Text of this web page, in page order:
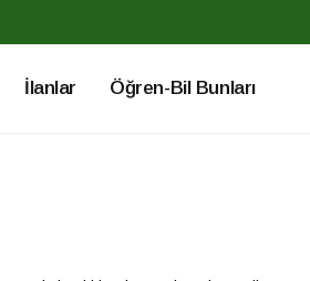
İlanlar Öğren-Bil Bunları